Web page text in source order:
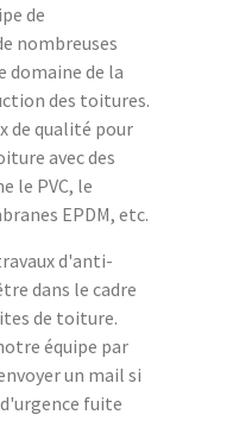
de
nombreuses
domaine de la
des toitures.
de qualité pour
avec des
le PVC, le
EPDM, etc.
d'anti-
dans le cadre
de toiture.
équipe par
un mail si
fuite